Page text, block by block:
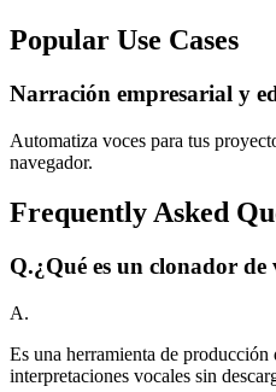
Popular Use Cases
Narración empresarial y
Automatiza voces para tus
navegador.
Frequently Asked
Q.¿Qué es un clonador
A.
Es una herramienta de producción
interpretaciones vocales sin